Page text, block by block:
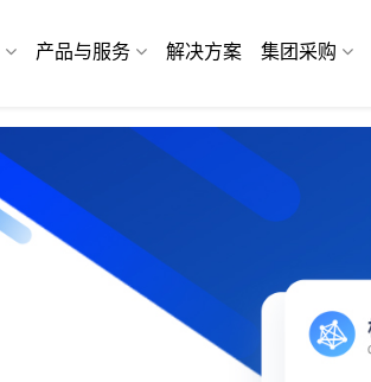
产品与服务 解决方案 集团采购